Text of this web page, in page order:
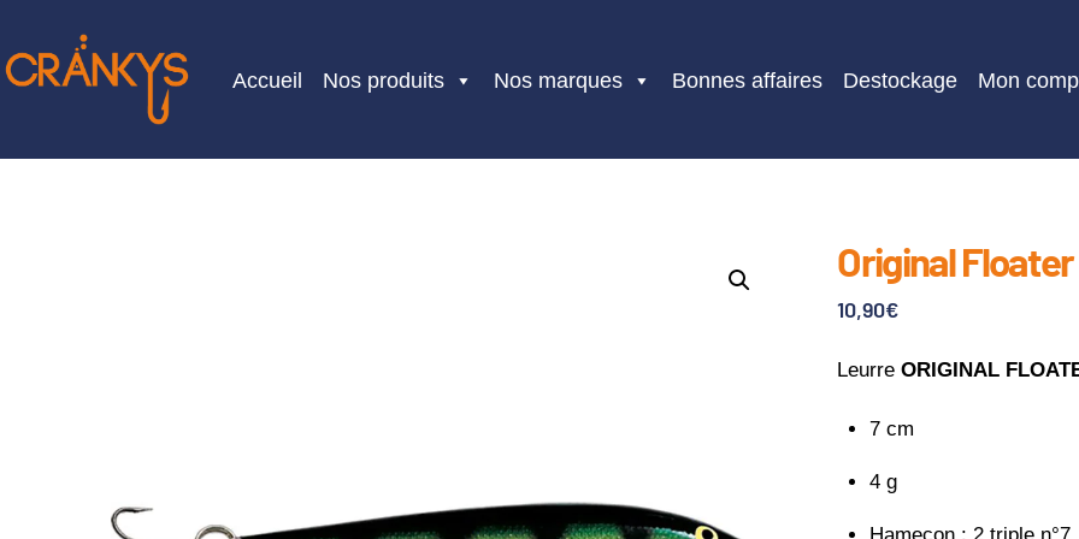
content
Accueil Nos produits Nos marques Bonnes affaires Destockage Mon
Original Floater
10,90€
LeurreORIGINAL
7 cm
4 g